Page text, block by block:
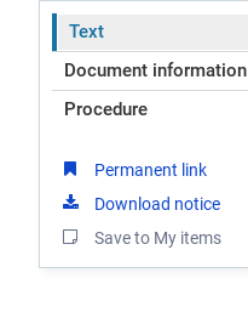
Text
Document information
Procedure
Permanent link
Download notice
Save to My items